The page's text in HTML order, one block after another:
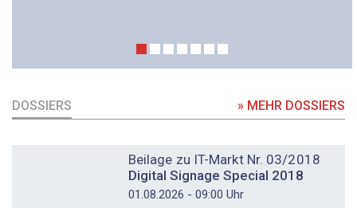
DOSSIERS » MEHR DOSSIERS
Beilage zu IT-Markt Nr. 03/2018
Digital Signage Special 2018
01.08.2026 - 09:00 Uhr